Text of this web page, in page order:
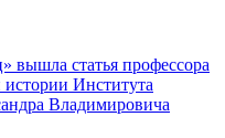
вышла статья профессора
Института
Владимировича